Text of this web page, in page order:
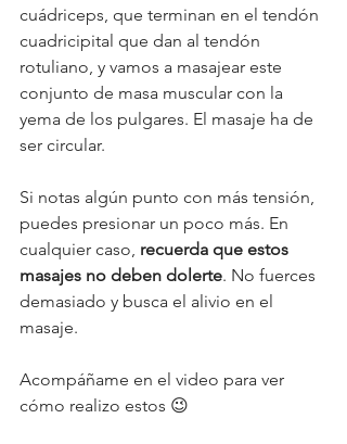
cuádriceps, que terminan en el tendón
cuadricipital que dan al tendón
rotuliano, y vamos a masajear este
conjunto de masa muscular con la
yema de los pulgares. El masaje ha de
ser circular.
Si notas algún punto con más tensión,
puedes presionar un poco más. En
cualquier caso, recuerda que estos
masajes no deben dolerte. No fuerces
demasiado y busca el alivio en el
masaje.
Acompáñame en el video para ver
cómo realizo estos 😉